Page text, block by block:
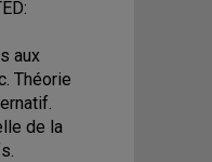
aux
Théorie
de la